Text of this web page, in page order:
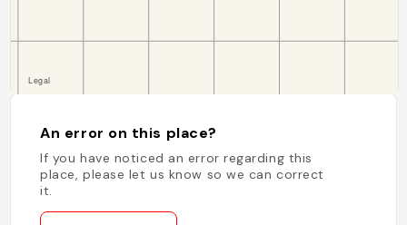
An error on this place?
If you have noticed an error regarding this
place, please let us know so we can correct
it.